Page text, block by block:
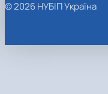
© 2026 НУБІП Україна